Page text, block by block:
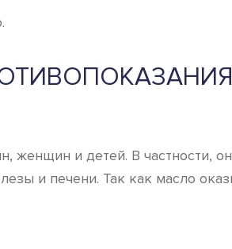
женщин и детей. В частности,
и печени. Так как масло